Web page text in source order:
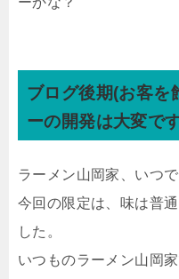
ブログ後期(お客を
ーの開発は大変で
ラーメン山岡家、いつ
今回の限定は、味は普
した。
いつものラーメン山岡